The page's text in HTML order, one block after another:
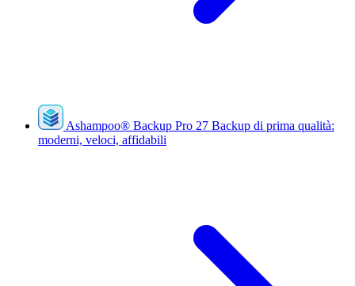
Ashampoo® Backup Pro 27 Backup di prima qualità:
moderni, veloci, affidabili